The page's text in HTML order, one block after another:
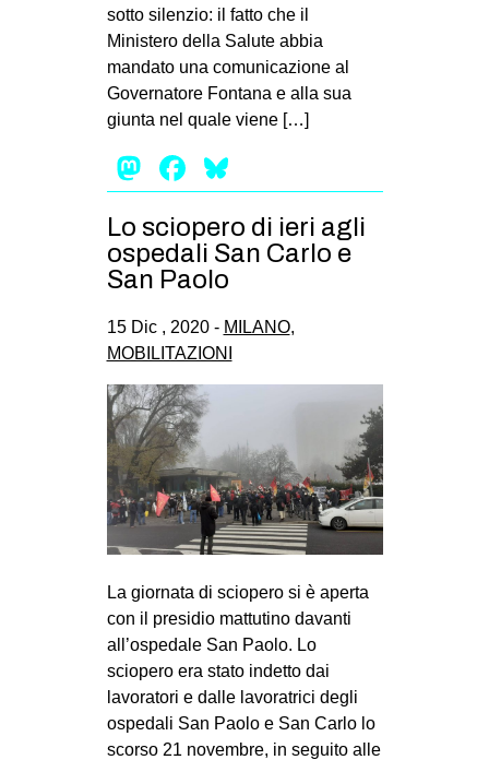
AMBIENTE
ANTIFASCISMO
DIRITTO ALL’ABITARE
MIGRAZIONI
REPRESSIONE
STUDENTI
CULTURE
ARTE
MUSICA
RECENSIONI
INTERNAZIONALE
AFRICA
ESTREMO ORIENTE
EUROPA
MEDIO ORIENTE
sotto silenzio: il fatto che il
Ministero della Salute abbia
mandato una comunicazione al
Governatore Fontana e alla sua
giunta nel quale viene […]
Mastodon
Facebook
Lo sciopero di ieri agli
ospedali San Carlo e
San Paolo
15 Dic , 2020 - MILANO,
MOBILITAZIONI
La giornata di sciopero si è aperta
con il presidio mattutino davanti
all’ospedale San Paolo. Lo
sciopero era stato indetto dai
lavoratori e dalle lavoratrici degli
ospedali San Paolo e San Carlo lo
scorso 21 novembre, in seguito alle